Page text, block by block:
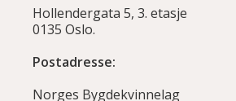
Hollendergata 5, 3. etasje
0135 Oslo.
Postadresse:
Norges Bygdekvinnelag